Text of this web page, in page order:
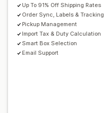
Up To 91% Off Shipping Rates
Order Sync, Labels & Tracking
Pickup Management
Import Tax & Duty Calculation
Smart Box Selection
Email Support